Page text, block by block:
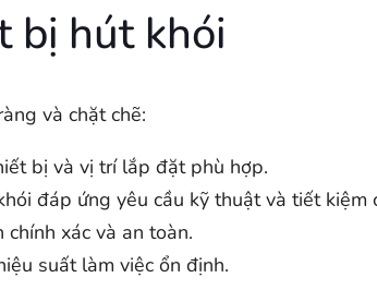
bị hút khói
và chặt chẽ:
bị và vị trí lắp đặt phù hợp.
đáp ứng yêu cầu kỹ thuật và tiết kiệm
xác và an toàn.
suất làm việc ổn định.